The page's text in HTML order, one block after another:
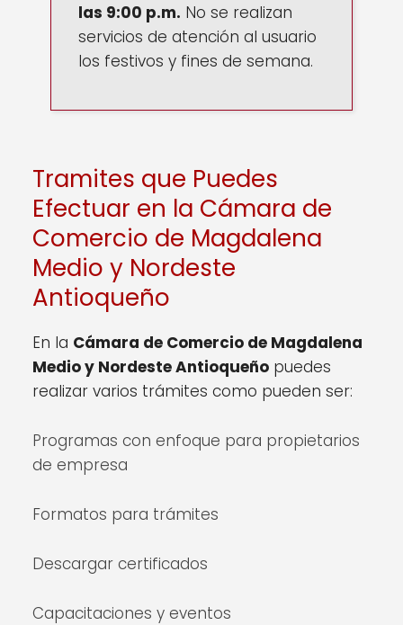
las 9:00 p.m. No se realizan
servicios de atención al usuario
los festivos y fines de semana.
Tramites que Puedes
Efectuar en la Cámara de
Comercio de Magdalena
Medio y Nordeste
Antioqueño
En la Cámara de Comercio de Magdalena
Medio y Nordeste Antioqueño puedes
realizar varios trámites como pueden ser:
Programas con enfoque para propietarios
de empresa
Formatos para trámites
Descargar certificados
Capacitaciones y eventos